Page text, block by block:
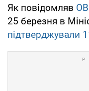
Як повідомляв
25 березня в
підтверджували